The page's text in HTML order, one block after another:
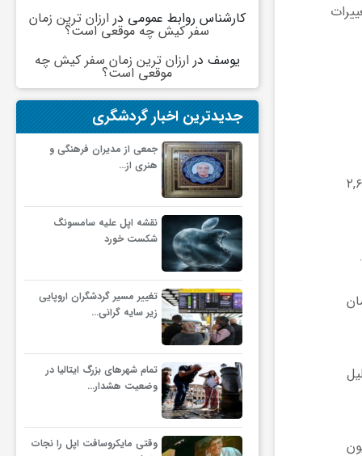
کارشناس روابط عمومی در ارزان ترین زمان
سفر کیش چه موقعی است؟
یوسف در ارزان ترین زمان سفر کیش چه
موقعی است؟
جدیدترین اخبار گردشگری
جمعی از مدیران فرهنگی و
هنری از…
نقشه اپل علیه سامسونگ
شکست خورد
تغییر مسیر گردشگران اروپایی
زیر سایه گرانی…
تمام شهرهای بزرگ ایتالیا در
وضعیت هشدار…
وقتی مایکروسافت اپل را نجات